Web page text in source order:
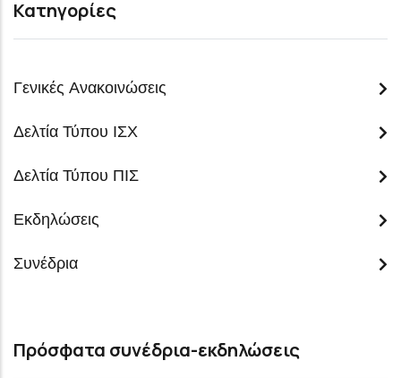
Κατηγορίες
Γενικές Ανακοινώσεις
Δελτία Τύπου ΙΣΧ
Δελτία Τύπου ΠΙΣ
Εκδηλώσεις
Συνέδρια
Πρόσφατα συνέδρια-εκδηλώσεις